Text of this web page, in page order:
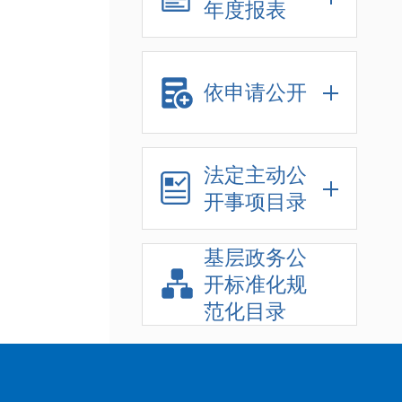
年度报表
依申请公开
法定主动公
开事项目录
基层政务公
开标准化规
范化目录